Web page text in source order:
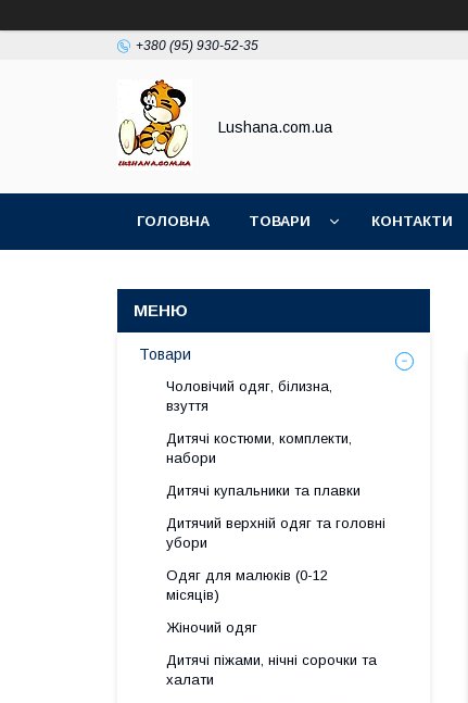
+380 (95) 930-52-35
Lushana.com.ua
ГОЛОВНА ТОВАРИ КОНТАКТИ
Товари
Чоловічий одяг, білизна,
взуття
Дитячі костюми, комплекти,
набори
Дитячі купальники та плавки
Дитячий верхній одяг та головні
убори
Одяг для малюків (0-12
місяців)
Жіночий одяг
Дитячі піжами, нічні сорочки та
халати